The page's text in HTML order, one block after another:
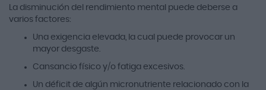
La disminución del rendimiento mental puede deberse a
varios factores:
Una exigencia elevada, la cual puede provocar un
mayor desgaste.
Cansancio físico y/o fatiga excesivos.
Un déficit de algún micronutriente relacionado con la